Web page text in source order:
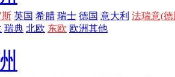
斯 英国 希腊 瑞士 德国 意大利 法瑞意(德
瑞典 北欧 东欧 欧洲其他